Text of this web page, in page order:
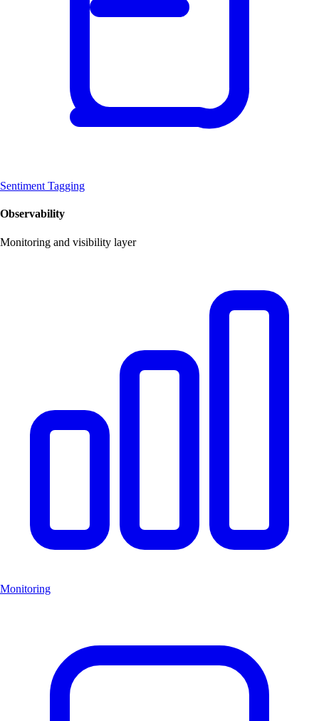
Sentiment Tagging
Observability
Monitoring and visibility layer
Monitoring